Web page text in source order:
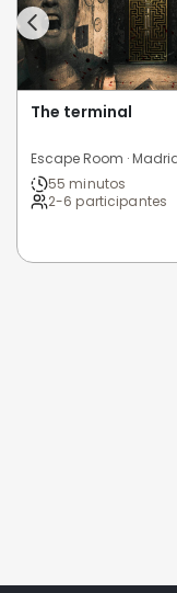
The terminal
Escape Room ·
55 minutos
2-6 participantes